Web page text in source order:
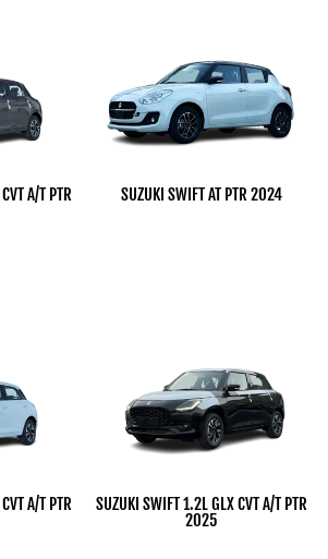
A/T PTR SUZUKI SWIFT AT PTR 2024
A/T PTR SUZUKI SWIFT 1.2L GLX CVT A/T PTR
2025